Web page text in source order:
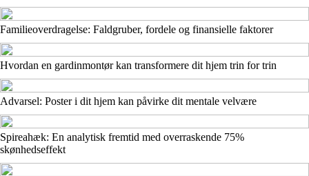
Familieoverdragelse: Faldgruber, fordele og finansielle faktorer
Hvordan en gardinmontør kan transformere dit hjem trin for trin
Advarsel: Poster i dit hjem kan påvirke dit mentale velvære
Spireahæk: En analytisk fremtid med overraskende 75%
skønhedseffekt